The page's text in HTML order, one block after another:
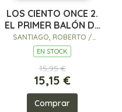
LOS CIENTO ONCE 2.
EL PRIMER BALÓN DE
LA HISTORIA
SANTIAGO, ROBERTO /
SANTOS MOLINA, EDUARDO
DE LOS
EN STOCK
15,95 €
15,15 €
Comprar